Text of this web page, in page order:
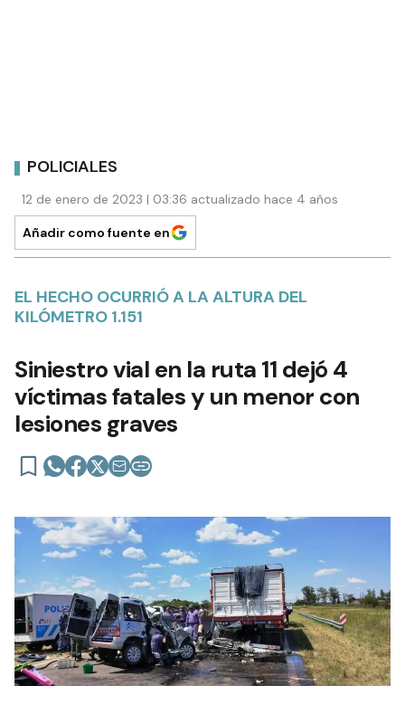
POLICIALES
12 de enero de 2023 | 03:36 actualizado hace 4 años
Añadir como fuente en
EL HECHO OCURRIÓ A LA ALTURA DEL
KILÓMETRO 1.151
Siniestro vial en la ruta 11 dejó 4
víctimas fatales y un menor con
lesiones graves